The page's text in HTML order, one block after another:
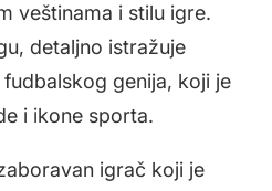
veštinama i stilu igre.
detaljno istražuje
genija, koji je
i ikone sporta.
igrač koji je